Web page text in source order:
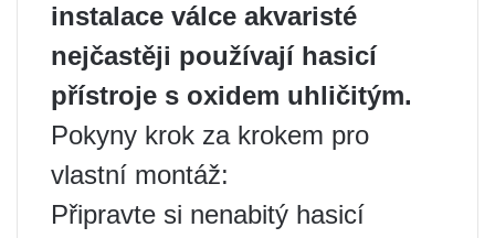
instalace válce akvaristé
nejčastěji používají hasicí
přístroje s oxidem uhličitým.
Pokyny krok za krokem pro
vlastní montáž:
Připravte si nenabitý hasicí